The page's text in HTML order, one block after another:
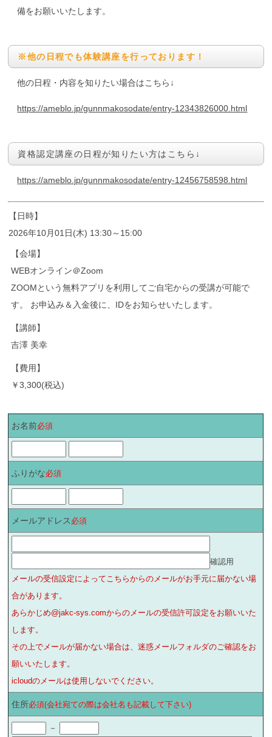
備をお願いいたします。
※他の日程でも体験講座を行っております！
他の日程・内容を知りたい場合はこちら↓
https://ameblo.jp/gunnmakosodate/entry-12343826000.html
資格認定講座の日程が知りたい方はこちら↓
https://ameblo.jp/gunnmakosodate/entry-12456758598.html
【日時】
2026年10月01日(木) 13:30～15:00
【会場】
WEBオンライン＠Zoom
ZOOMという無料アプリを利用してご自宅からの受講が可能で
す。 お申込み＆入金後に、IDをお知らせいたします。
【講師】
吉澤 美幸
【費用】
￥3,300(税込)
お名前必須
ふりがな必須
メールアドレス 必須
確認用
メールの受信設定によってこちらからのメールがお手元に届かない場
合があります。
あらかじめ@jakc-sys.comからのメールの受信許可設定をお願いいた
します。
その上でメールが届かない場合は、迷惑メールフォルダのご確認をお
願いいたします。
icloudのメールは使用しないでください。
住所必須(会社宛ての際は会社名も記載して下さい)
－